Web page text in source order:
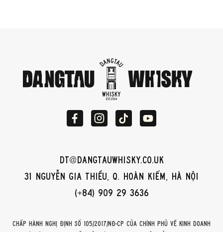
dt@dangtauwhisky.co.uk
31 Nguyễn Gia Thiều, Q. Hoàn Kiếm, Hà Nội
(+84) 909 29 3636
Chấp hành Nghị định số 105/2017/NĐ-CP của Chính phủ về kinh doanh